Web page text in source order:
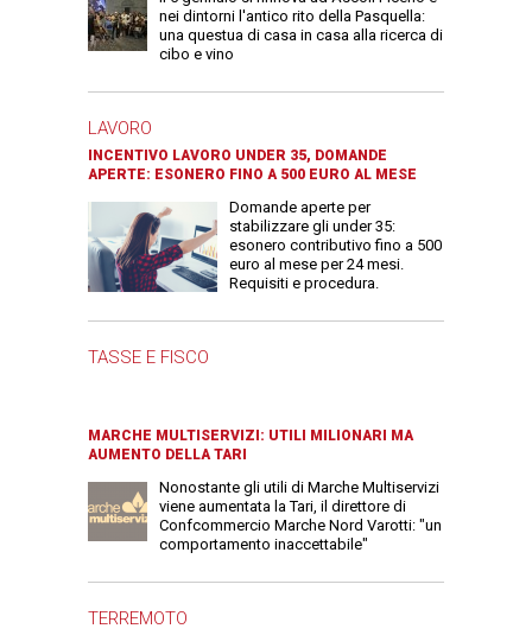
nei dintorni l'antico rito della Pasquella:
una questua di casa in casa alla ricerca di
cibo e vino
LAVORO
INCENTIVO LAVORO UNDER 35, DOMANDE
APERTE: ESONERO FINO A 500 EURO AL MESE
Domande aperte per
stabilizzare gli under 35:
esonero contributivo fino a 500
euro al mese per 24 mesi.
Requisiti e procedura.
TASSE E FISCO
MARCHE MULTISERVIZI: UTILI MILIONARI MA
AUMENTO DELLA TARI
Nonostante gli utili di Marche Multiservizi
viene aumentata la Tari, il direttore di
Confcommercio Marche Nord Varotti: "un
comportamento inaccettabile"
TERREMOTO